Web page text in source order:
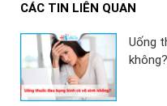
CÁC TIN LIÊN QUAN
Uống